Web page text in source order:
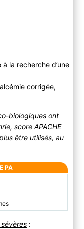
la recherche d’une
corrigée,
biologiques ont
score APACHE
être utilisés, au
PA
: